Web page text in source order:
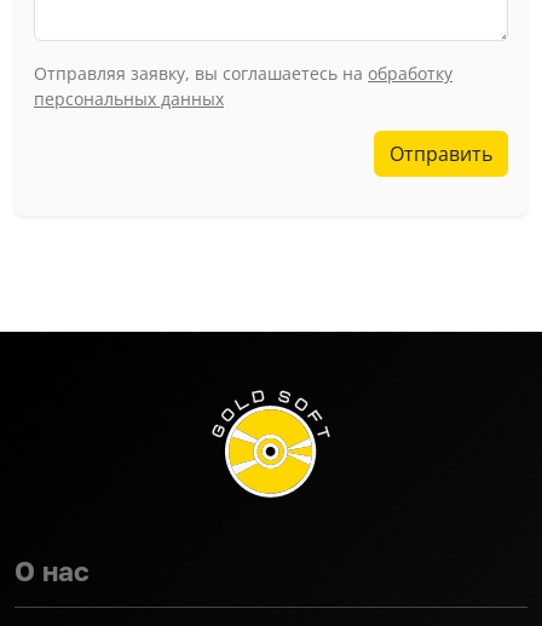
Отправляя заявку, вы соглашаетесь на обработку
персональных данных
Отправить
О нас